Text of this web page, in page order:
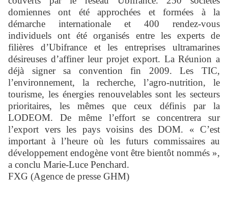
domiennes ont été approchées et formées à la
démarche internationale et 400 rendez-vous
individuels ont été organisés entre les experts de
filières d’Ubifrance et les entreprises ultramarines
désireuses d’affiner leur projet export. La Réunion a
déjà signer sa convention fin 2009. Les TIC,
l’environnement, la recherche, l’agro-nutrition, le
tourisme, les énergies renouvelables sont les secteurs
prioritaires, les mêmes que ceux définis par la
LODEOM. De même l’effort se concentrera sur
l’export vers les pays voisins des DOM. « C’est
important à l’heure où les futurs commissaires au
développement endogène vont être bientôt nommés »,
a conclu Marie-Luce Penchard.
FXG (Agence de presse GHM)